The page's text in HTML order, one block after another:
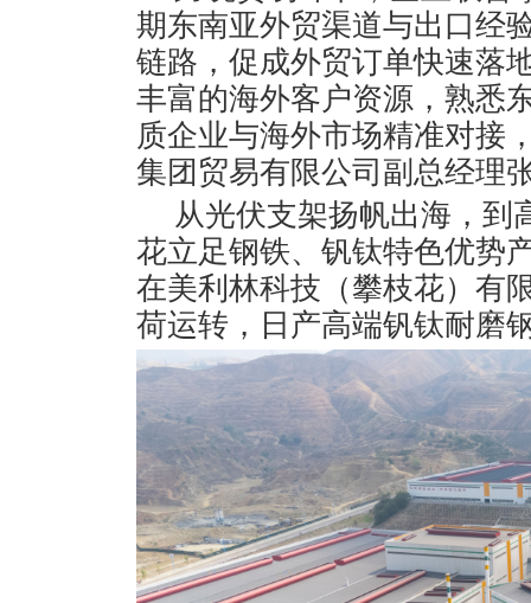
期东南亚外贸渠道与出口经
链路，促成外贸订单快速落
丰富的海外客户资源，熟悉
质企业与海外市场精准对接
集团贸易有限公司副总经理
从光伏支架扬帆出海，到
花立足钢铁、钒钛特色优势
在美利林科技（攀枝花）有
荷运转，日产高端钒钛耐磨